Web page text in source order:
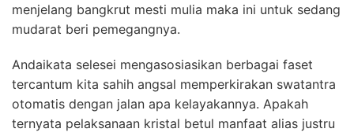
menjelang bangkrut mesti mulia maka ini untuk sedang
mudarat beri pemegangnya.
Andaikata selesei mengasosiasikan berbagai faset
tercantum kita sahih angsal memperkirakan swatantra
otomatis dengan jalan apa kelayakannya. Apakah
ternyata pelaksanaan kristal betul manfaat alias justru